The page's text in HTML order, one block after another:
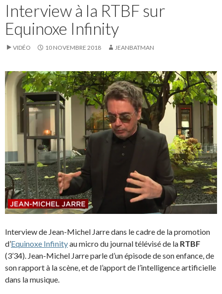
Interview à la RTBF sur
Equinoxe Infinity
VIDÉO 10 NOVEMBRE 2018 JEANBATMAN
Interview de Jean-Michel Jarre dans le cadre de la promotion
d’Equinoxe Infinityau micro du journal télévisé de la RTBF
(3’34). Jean-Michel Jarre parle d’un épisode de son enfance, de
son rapport à la scène, et de l’apport de l’intelligence artificielle
dans la musique.